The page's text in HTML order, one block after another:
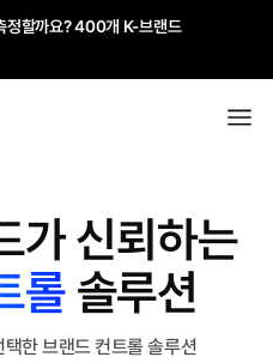
정할까요? 400개 K-브랜드
정할까요? 400개 K-브랜드
가 신뢰하는
롤솔루션
한 브랜드 컨트롤 솔루션